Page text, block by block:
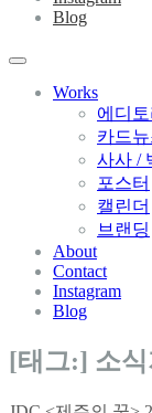
Blog
Works
에디
카드
사사 /
포스터
캘린더
브랜딩
About
Contact
Instagram
Blog
[태그:] 소